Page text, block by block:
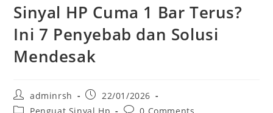
Sinyal HP Cuma 1 Bar Terus?
Ini 7 Penyebab dan Solusi
Mendesak
Post
author:
adminrsh
Post
published:
22/01/2026
PostPenguat Sinyal Hp
Post0 Comments